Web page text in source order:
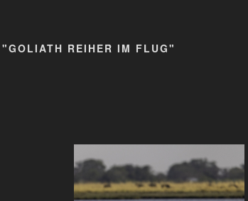
"GOLIATH REIHER IM FLUG"